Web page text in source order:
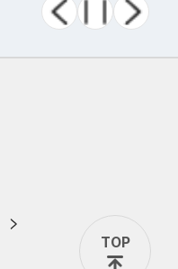
정지다음 메뉴
TOP